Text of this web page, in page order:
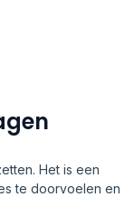
Het is een
te doorvoelen en